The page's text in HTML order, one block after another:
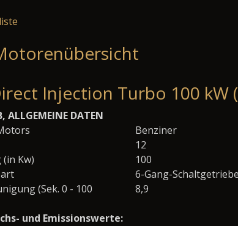
Injection Turbo 100 kW
ALLGEMEINE DATEN
Benziner
12
Kw)
100
6-Gang-Schaltgetriebe
(Sek. 0 - 100
8,9
und Emissionswerte: